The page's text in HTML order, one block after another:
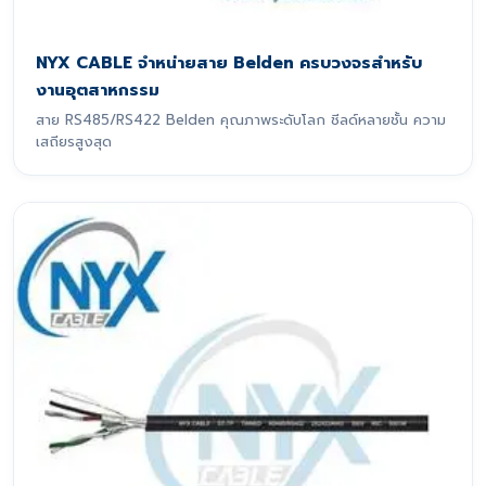
NYX CABLE จำหน่ายสาย Belden ครบวงจรสำหรับ
งานอุตสาหกรรม
สาย RS485/RS422 Belden คุณภาพระดับโลก ชีลด์หลายชั้น ความ
เสถียรสูงสุด